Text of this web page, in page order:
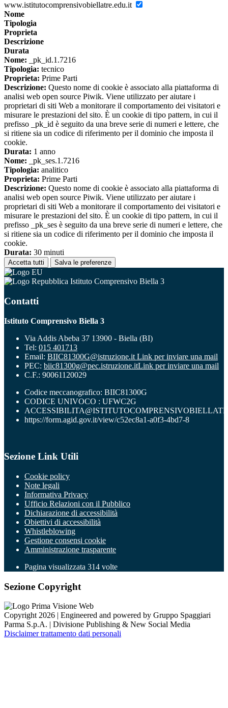
www.istitutocomprensivobiellatre.edu.it
Nome
Tipologia
Proprieta
Descrizione
Durata
Nome: _pk_id.1.7216
Tipologia: tecnico
Proprieta: Prime Parti
Descrizione: Questo nome di cookie è associato alla piattaforma di
analisi web open source Piwik. Viene utilizzato per aiutare i
proprietari di siti Web a monitorare il comportamento dei visitatori e
misurare le prestazioni del sito. È un cookie di tipo pattern, in cui il
prefisso _pk_id è seguito da una breve serie di numeri e lettere, che
si ritiene sia un codice di riferimento per il dominio che imposta il
cookie.
Durata: 1 anno
Nome: _pk_ses.1.7216
Tipologia: analitico
Proprieta: Prime Parti
Descrizione: Questo nome di cookie è associato alla piattaforma di
analisi web open source Piwik. Viene utilizzato per aiutare i
proprietari di siti Web a monitorare il comportamento dei visitatori e
misurare le prestazioni del sito. È un cookie di tipo pattern, in cui il
prefisso _pk_ses è seguito da una breve serie di numeri e lettere, che
si ritiene sia un codice di riferimento per il dominio che imposta il
cookie.
Durata: 30 minuti
Accetta tutti Salva le preferenze
Istituto Comprensivo Biella 3
Contatti
Istituto Comprensivo Biella 3
Via Addis Abeba 37 13900 - Biella (BI)
Tel: 015 401713
Email: BIIC81300G@istruzione.it Link per inviare una mail
PEC: biic81300g@pec.istruzione.itLink per inviare una mail
C.F.: 90061120029
Codice meccanografico: BIIC81300G
CODICE UNIVOCO : UFWC2G
https://form.agid.gov.it/view/c52ec8a1-a0f3-4bd7-8
Sezione Link Utili
Cookie policy
Note legali
Informativa Privacy
Ufficio Relazioni con il Pubblico
Dichiarazione di accessibilità
Obiettivi di accessibilità
Whistleblowing
Gestione consensi cookie
Amministrazione trasparente
Pagina visualizzata 314 volte
Sezione Copyright
Copyright 2026 | Engineered and powered by Gruppo Spaggiari
Parma S.p.A. | Divisione Publishing & New Social Media
Disclaimer trattamento dati personali